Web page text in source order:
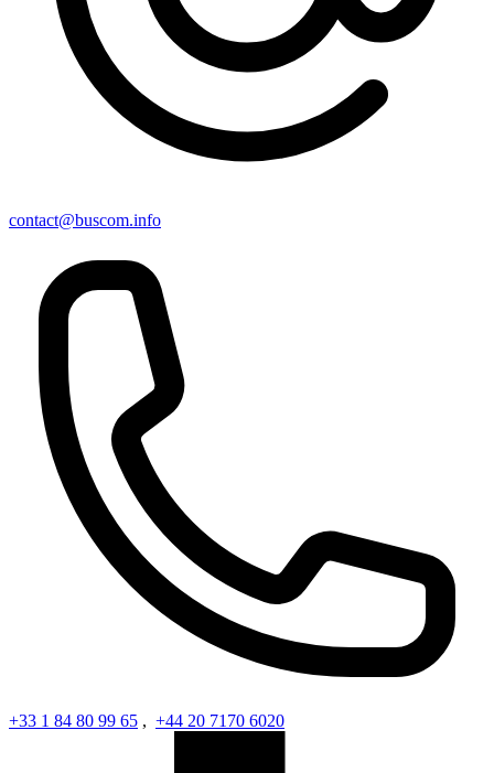
contact@buscom.info
+33 1 84 80 99 65 , +44 20 7170 6020